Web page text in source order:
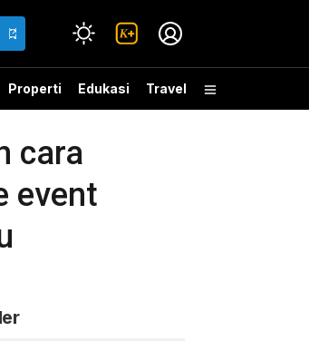
Properti Edukasi Travel
cara
event